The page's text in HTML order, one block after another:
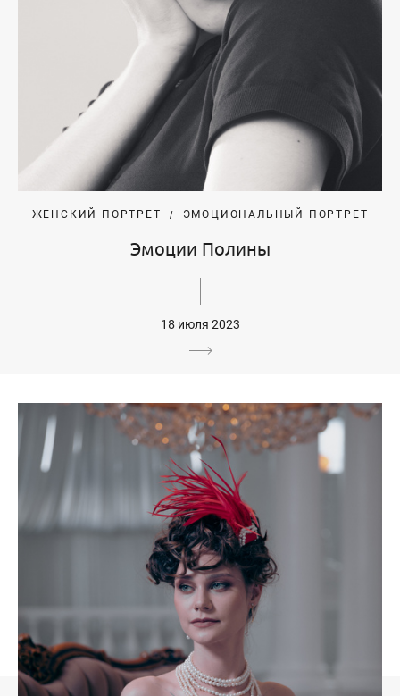
ЖЕНСКИЙ ПОРТРЕТ ЭМОЦИОНАЛЬНЫЙ ПОРТРЕТ
Эмоции Полины
18 июля 2023